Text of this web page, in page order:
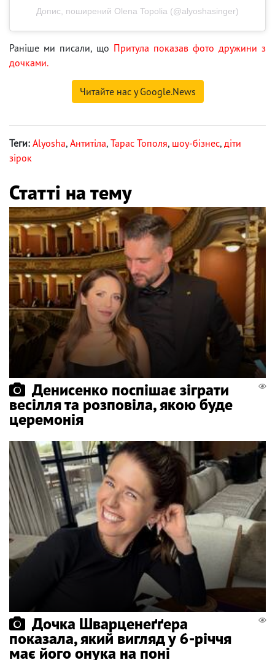
Допис, поширений Olena Topolia (@alyoshasinger)
Раніше ми писали, що Притула показав фото дружини з
дочками.
Читайте нас у Google.News
Теги: Alyosha, Антитіла, Тарас Тополя, шоу-бізнес, діти
зірок
Статті на тему
Денисенко поспішає зіграти
весілля та розповіла, якою буде
церемонія
Дочка Шварценеґґера
показала, який вигляд у 6-річчя
має його онука на поні